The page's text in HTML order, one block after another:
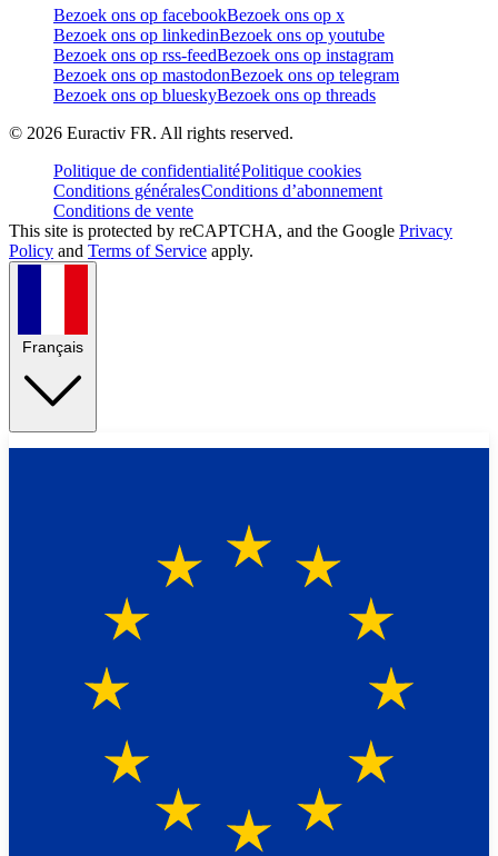
Bezoek ons op facebookBezoek ons op x
Bezoek ons op linkedinBezoek ons op youtube
Bezoek ons op rss-feedBezoek ons op instagram
Bezoek ons op mastodonBezoek ons op telegram
Bezoek ons op blueskyBezoek ons op threads
© 2026 Euractiv FR. All rights reserved.
Politique de confidentialitéPolitique cookies
Conditions généralesConditions d’abonnement
Conditions de vente
This site is protected by reCAPTCHA, and the Google Privacy
Policy and Terms of Service apply.
Français